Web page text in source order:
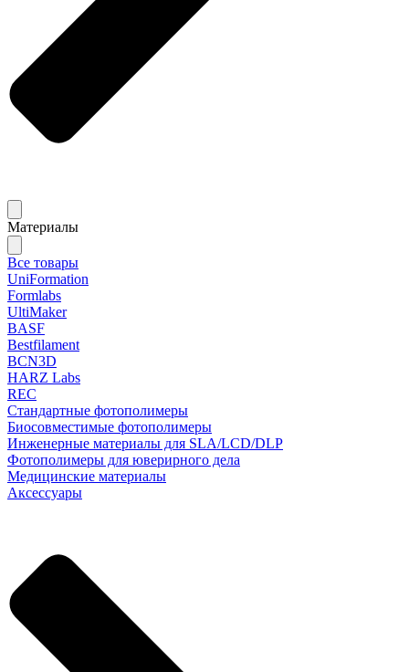
Материалы
Все товары
UniFormation
Formlabs
UltiMaker
BASF
Bestfilament
BCN3D
HARZ Labs
REC
Стандартные фотополимеры
Биосовместимые фотополимеры
Инженерные материалы для SLA/LCD/DLP
Фотополимеры для юверирного дела
Медицинские материалы
Аксессуары